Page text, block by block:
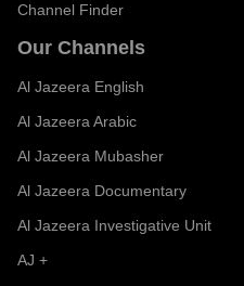
Channel Finder
Our Channels
Al Jazeera English
Al Jazeera Arabic
Al Jazeera Mubasher
Al Jazeera Documentary
Al Jazeera Investigative Unit
AJ +